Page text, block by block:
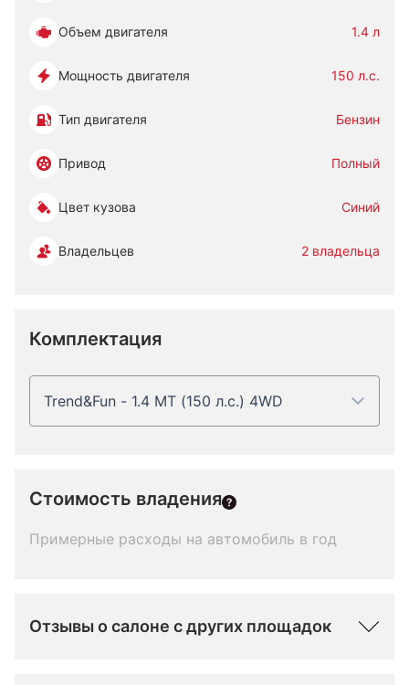
Объем двигателя 1.4 л
Мощность двигателя 150 л.с.
Тип двигателя Бензин
Привод Полный
Цвет кузова Синий
Владельцев 2 владельца
Комплектация
Trend&Fun - 1.4 MT (150 л.с.) 4WD
Стоимость владения
Примерные расходы на автомобиль в год
Отзывы о салоне с других площадок